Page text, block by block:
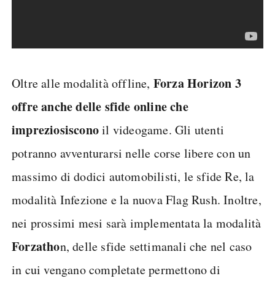
Oltre alle modalità offline, Forza Horizon 3
offre anche delle sfide online che
impreziosisconoil videogame. Gli utenti
potranno avventurarsi nelle corse libere con un
massimo di dodici automobilisti, le sfide Re, la
modalità Infezione e la nuova Flag Rush. Inoltre,
nei prossimi mesi sarà implementata la modalità
Forzathon, delle sfide settimanali che nel caso
in cui vengano completate permettono di